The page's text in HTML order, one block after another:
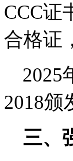
CCC证
合格证
2025
2018颁
三、